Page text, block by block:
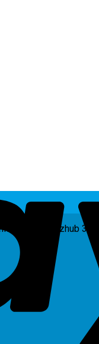
Minolta Bizhub 301i”